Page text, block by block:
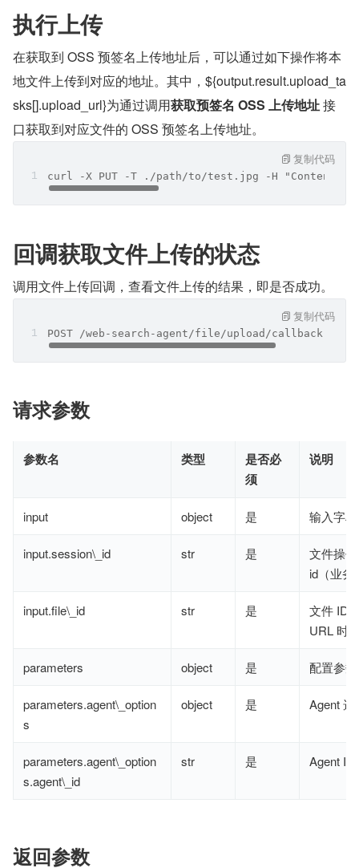
执行上传
在获取到 OSS 预签名上传地址后，可以通过如下操作将本
地文件上传到对应的地址。其中，${output.result.upload_ta
sks[].upload_url}为通过调用获取预签名 OSS 上传地址 接
口获取到对应文件的 OSS 预签名上传地址。
curl -X PUT -T ./path/to/test.jpg -H "Content-
复制代码
回调获取文件上传的状态
调用文件上传回调，查看文件上传的结果，即是否成功。
POST /web-search-agent/file/upload/callback
复制代码
请求参数
参数名 类型
是否必
须
说明
input object 是 输入字段
input.session\_id str 是
文件操
id（业务
input.file\_id str 是
文件 ID(
URL 时
parameters object 是 配置参
parameters.agent\_option
s
object 是 Agent 选
parameters.agent\_option
s.agent\_id
str 是 Agent ID
返回参数